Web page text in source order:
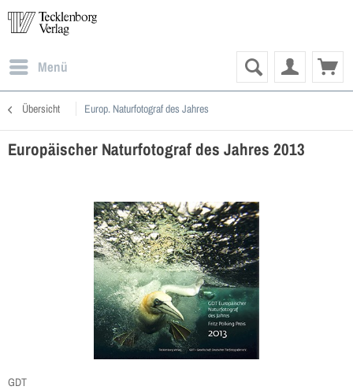
Menü
Übersicht Europ. Naturfotograf des Jahres
Europäischer Naturfotograf des Jahres 2013
GDT